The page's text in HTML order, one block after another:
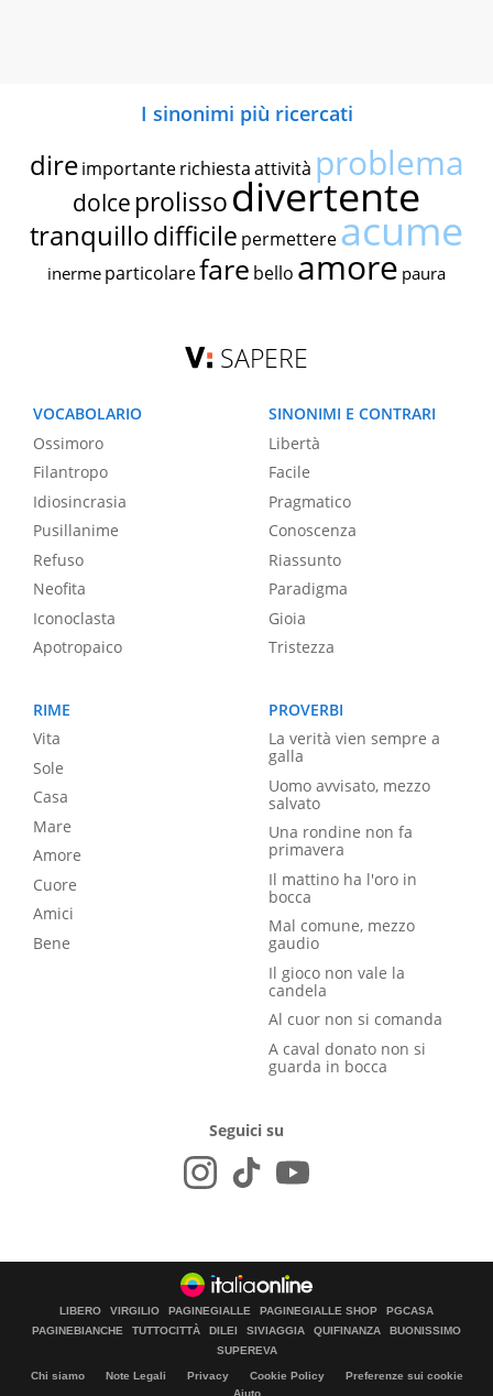
I sinonimi più ricercati
dire importante richiestaattività problema
dolce prolissodivertente
tranquillodifficile permettereacume
inerme particolarefare bello amore paura
SAPERE
VOCABOLARIO
Ossimoro
Filantropo
Idiosincrasia
Pusillanime
Refuso
Neofita
Iconoclasta
Apotropaico
SINONIMI E CONTRARI
Libertà
Facile
Pragmatico
Conoscenza
Riassunto
Paradigma
Gioia
Tristezza
RIME
Vita
Sole
Casa
Mare
Amore
Cuore
Amici
Bene
PROVERBI
La verità vien sempre a
galla
Uomo avvisato, mezzo
salvato
Una rondine non fa
primavera
Il mattino ha l'oro in
bocca
Mal comune, mezzo
gaudio
Il gioco non vale la
candela
Al cuor non si comanda
A caval donato non si
guarda in bocca
Seguici su
LIBERO VIRGILIO PAGINEGIALLE PAGINEGIALLE SHOP
PGCASA
PAGINEBIANCHE
TUTTOCITTÀ DILEI SIVIAGGIA QUIFINANZA
BUONISSIMO
SUPEREVA
Chi siamo Note Legali Privacy Cookie Policy
Preferenze sui cookie